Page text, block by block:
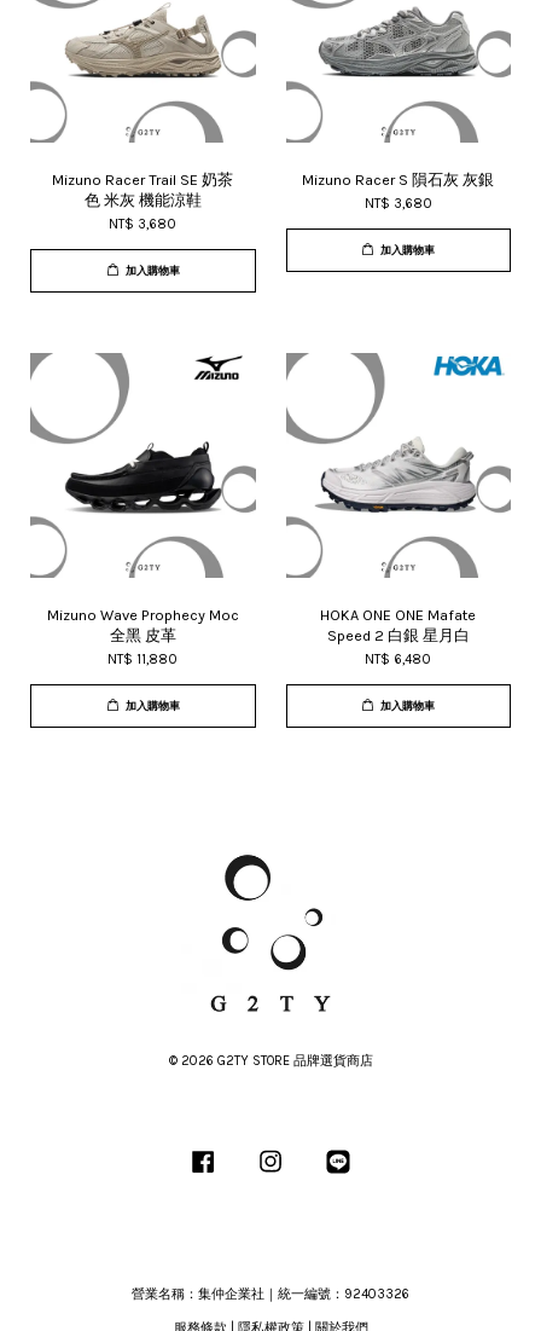
Mizuno Racer Trail SE 奶茶
色 米灰 機能涼鞋
NT$ 3,680
加入購物車
Mizuno Racer S 隕石灰 灰銀
NT$ 3,680
加入購物車
Mizuno Wave Prophecy Moc
全黑 皮革
NT$ 11,880
加入購物車
HOKA ONE ONE Mafate
Speed 2 白銀 星月白
NT$ 6,480
加入購物車
© 2026 G2TY STORE 品牌選貨商店
Facebook Instagram
營業名稱：集仲企業社｜統一編號：92403326